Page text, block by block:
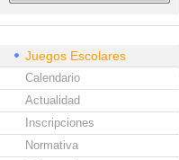
Juegos Escolares
Calendario
Actualidad
Inscripciones
Normativa